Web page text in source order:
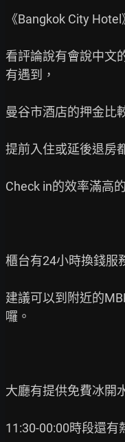
《Bangkok City Hotel
看評論說有會說中文
有遇到，
曼谷市酒店的押金比
提前入住或延後退房
Check in的效率滿高
櫃台有24小時換錢服
建議可以到附近的
囉。
大廳有提供免費冰開
11:30-00:00時段還有